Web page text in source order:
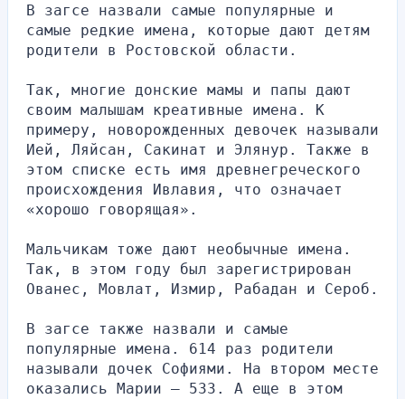
В загсе назвали самые популярные и
самые редкие имена, которые дают детям
родители в Ростовской области.
Так, многие донские мамы и папы дают
своим малышам креативные имена. К
примеру, новорожденных девочек называли
Ией, Ляйсан, Сакинат и Элянур. Также в
этом списке есть имя древнегреческого
происхождения Ивлавия, что означает
«хорошо говорящая».
Мальчикам тоже дают необычные имена.
Так, в этом году был зарегистрирован
Ованес, Мовлат, Измир, Рабадан и Сероб.
В загсе также назвали и самые
популярные имена. 614 раз родители
называли дочек Софиями. На втором месте
оказались Марии — 533. А еще в этом